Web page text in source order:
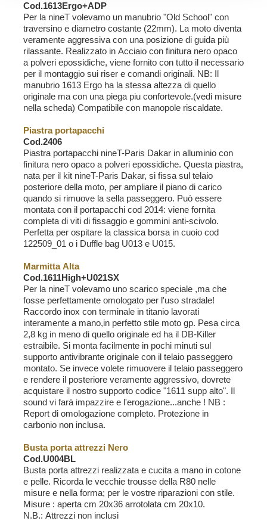
Cod.1613Ergo+ADP
Per la nineT volevamo un manubrio "Old School" con
traversino e diametro costante (22mm). La moto diventa
veramente aggressiva con una posizione di guida più
rilassante. Realizzato in Acciaio con finitura nero opaco
a polveri epossidiche, viene fornito con tutto il necessario
per il montaggio sui riser e comandi originali. NB: Il
manubrio 1613 Ergo ha la stessa altezza di quello
originale ma con una piega piu confortevole.(vedi misure
nella scheda) Compatibile con manopole riscaldate.
Piastra portapacchi
Cod.2406
Piastra portapacchi nineT-Paris Dakar in alluminio con
finitura nero opaco a polveri epossidiche. Questa piastra,
nata per il kit nineT-Paris Dakar, si fissa sul telaio
posteriore della moto, per ampliare il piano di carico
quando si rimuove la sella passeggero. Può essere
montata con il portapacchi cod 2014: viene fornita
completa di viti di fissaggio e gommini anti-scivolo.
Perfetta per ospitare la classica borsa in cuoio cod
122509_01 o i Duffle bag U013 e U015.
Marmitta Alta
Cod.1611High+U021SX
Per la nineT volevamo uno scarico speciale ,ma che
fosse perfettamente omologato per l'uso stradale!
Raccordo inox con terminale in titanio lavorati
interamente a mano,in perfetto stile moto gp. Pesa circa
2,8 kg in meno di quello originale ed ha il DB-Killer
estraibile. Si monta facilmente in pochi minuti sul
supporto antivibrante originale con il telaio passeggero
montato. Se invece volete rimuovere il telaio passeggero
e rendere il posteriore veramente aggressivo, dovrete
acquistare il nostro supporto codice "1611 supp alto". Il
sound vi farà impazzire e l'erogazione...anche ! NB :
Report di omologazione completo. Protezione in
carbonio non inclusa.
Busta porta attrezzi Nero
Cod.U004BL
Busta porta attrezzi realizzata e cucita a mano in cotone
e pelle. Ricorda le vecchie trousse della R80 nelle
misure e nella forma; per le vostre riparazioni con stile.
Misure : aperta cm 20x36 arrotolata cm 20x10.
N.B.: Attrezzi non inclusi